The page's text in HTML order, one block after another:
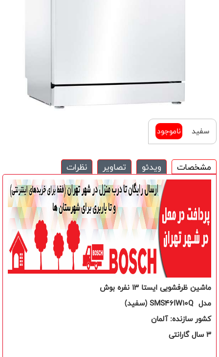
سفید ناموجود
مشخصات ویدئو تصاویر نظرات
ماشین ظرفشویی ایستا 13 نفره بوش
مدل SMS46IW10Q(سفید)
کشور سازنده:آلمان
3 سال گارانتی